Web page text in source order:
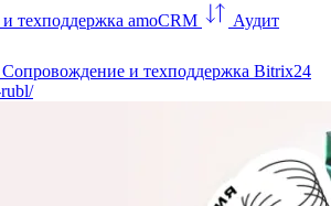
техподдержка amoCRM
Аудит
Сопровождение и техподдержка Bitrix24